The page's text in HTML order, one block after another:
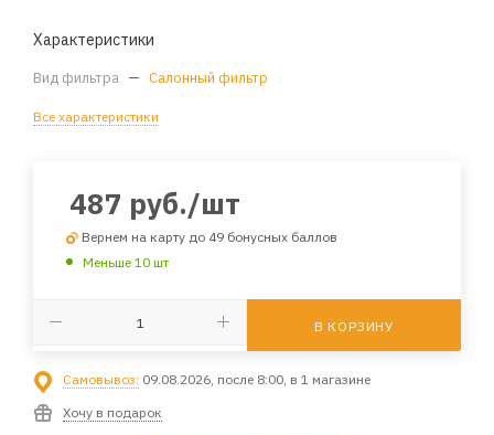
Характеристики
Вид фильтра — Салонный фильтр
Все характеристики
487 руб./шт
Вернем на карту до 49 бонусных баллов
Меньше 10 шт
В КОРЗИНУ
Самовывоз: 09.08.2026, после 8:00, в 1 магазине
Хочу в подарок